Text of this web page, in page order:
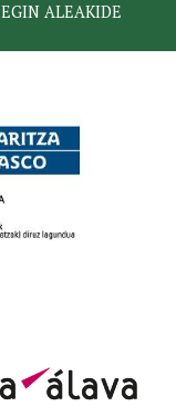
EGIN ALEAKIDE